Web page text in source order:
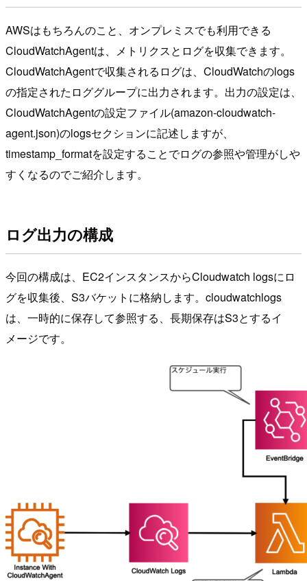
AWSはもちろんのこと、オンプレミスでも利用できる
CloudWatchAgentは、メトリクスとログを収集できます。
CloudWatchAgentで収集されるログは、CloudWatchのlogs
の指定されたロググループに出力されます。出力の設定は、
CloudWatchAgentの設定ファイル(amazon-cloudwatch-
agent.json)のlogsセクションに記述しますが、
timestamp_formatを設定することでログの参照や管理がしや
すくなるのでご紹介します。
ログ出力の構成
今回の構成は、EC2インスタンスからCloudwatch logsにロ
グを収集後、S3バケットに格納します。cloudwatchlogs
は、一時的に保存して参照する、長期保存はS3とするイ
メージです。